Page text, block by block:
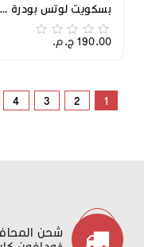
بسكويت لوتس بودرة 1.5 ك
190.00 ج.م.‏
1
2
3
4
شحن